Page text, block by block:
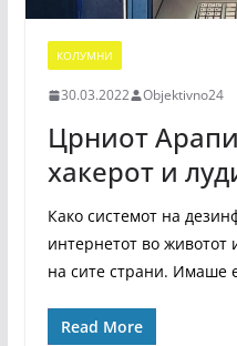
КОЛУМНИ
30.03.2022 Objektivno24
Црниот
хакерот и
Како системот на
интернетот во животот
на сите страни. Имаше
Read More